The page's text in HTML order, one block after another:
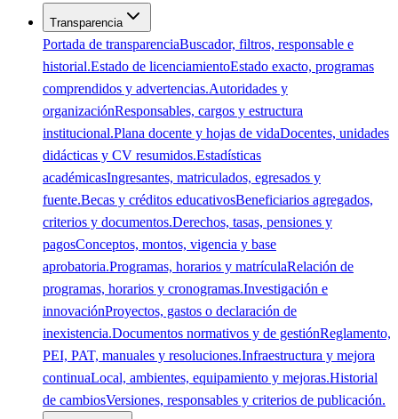
Transparencia
Portada de transparenciaBuscador, filtros, responsable e
historial.Estado de licenciamientoEstado exacto, programas
comprendidos y advertencias.Autoridades y
organizaciónResponsables, cargos y estructura
institucional.Plana docente y hojas de vidaDocentes, unidades
didácticas y CV resumidos.Estadísticas
académicasIngresantes, matriculados, egresados y
fuente.Becas y créditos educativosBeneficiarios agregados,
criterios y documentos.Derechos, tasas, pensiones y
pagosConceptos, montos, vigencia y base
aprobatoria.Programas, horarios y matrículaRelación de
programas, horarios y cronogramas.Investigación e
innovaciónProyectos, gastos o declaración de
inexistencia.Documentos normativos y de gestiónReglamento,
PEI, PAT, manuales y resoluciones.Infraestructura y mejora
continuaLocal, ambientes, equipamiento y mejoras.Historial
de cambiosVersiones, responsables y criterios de publicación.